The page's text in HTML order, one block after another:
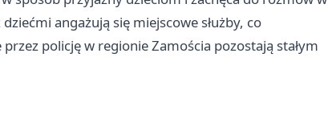
angażują się miejscowe służby, co
policję w regionie Zamościa pozostają stałym